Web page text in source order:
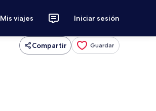
Mis viajes Iniciar sesión
Compartir Guardar